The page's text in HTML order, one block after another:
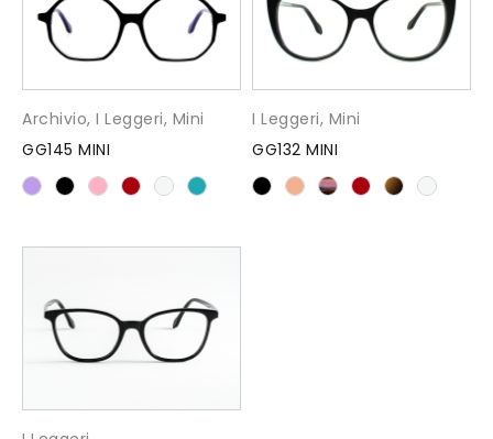
Archivio, I Leggeri, Mini
GG145 MINI
I Leggeri, Mini
GG132 MINI